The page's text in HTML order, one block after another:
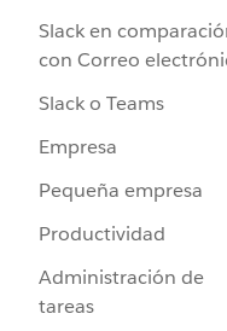
Slack en
con Correo
Slack o Teams
Empresa
Pequeña empresa
Productividad
Administración de
tareas